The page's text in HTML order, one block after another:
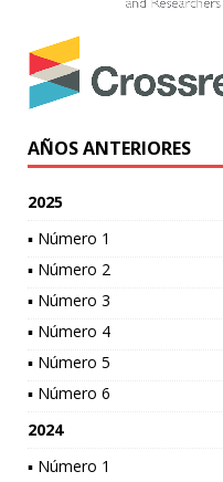
AÑOS ANTERIORES
2025
▪ Número 1
▪ Número 2
▪ Número 3
▪ Número 4
▪ Número 5
▪ Número 6
2024
▪ Número 1